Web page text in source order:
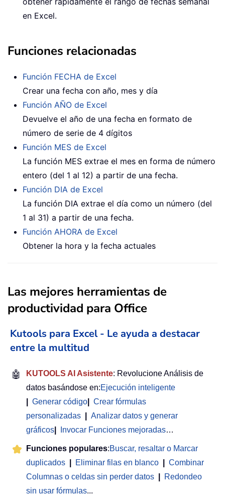
en Excel.
Funciones relacionadas
Función FECHA de Excel
Crear una fecha con año, mes y día
Función AÑO de Excel
Devuelve el año de una fecha en formato de
número de serie de 4 dígitos
Función MES de Excel
La función MES extrae el mes en forma de número
entero (del 1 al 12) a partir de una fecha.
Función DIA de Excel
La función DIA extrae el día como un número (del
1 al 31) a partir de una fecha.
Función AHORA de Excel
Obtener la hora y la fecha actuales
Las mejores herramientas de
productividad para Office
Kutools para Excel - Le ayuda a destacar
entre la multitud
🤖 KUTOOLS AI Asistente: Revolucione Análisis de
datos basándose en:Ejecución inteligente
Generar código
Crear fórmulas
personalizadas
Analizar datos y generar
gráficos
Invocar Funciones mejoradas…
Funciones populares:Buscar, resaltar o Marcar
duplicados
Eliminar filas en blanco
Combinar
Columnas o celdas sin perder datos
Redondeo
sin usar fórmulas...